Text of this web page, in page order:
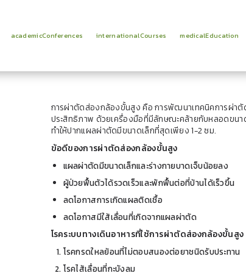
academicConferences internationalCourses medicalEducation
การผ่าตัดส่องกล้องขั้นสูง คือการพัฒนาเทคนิคการผ่าตั
ประสิทธิภาพ ด้วยเครื่องมือที่มีลักษณะคล้ายกับหลอดขนา
ทำให้ปากแผลผ่าตัดมีขนาดเล็กที่สุดเพียง 1-2 ซม.
ข้อดีของการผ่าตัดส่องกล้องขั้นสูง
แผลผ่าตัดมีขนาดเล็กและร่างกายบาดเจ็บน้อยลง
ผู้ป่วยฟื้นตัวได้รวดเร็วและพักฟื้นต่อที่บ้านได้เร็วขึ้น
ลดโอกาสการเกิดแผลติดเชื้อ
ลดโอกาสมีใส้เลื่อนที่เกิดจากแผลผ่าตัด
โรคระบบทางเดินอาหารที่ใช้การผ่าตัดส่องกล้องขั้นสูง
โรคกรดใหลย้อนที่ไม่ตอบสนองต่อยาชนิดรับประทาน
โรคไส้เลื่อนที่กะบังลม